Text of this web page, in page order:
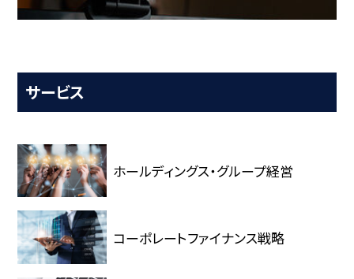
サービス
ホールディングス・グループ経営
コーポレートファイナンス戦略